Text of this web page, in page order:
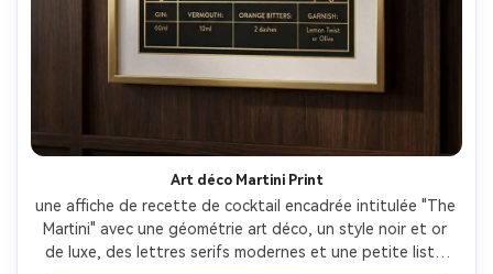
Art déco Martini Print
une affiche de recette de cocktail encadrée intitulée "The
Martini" avec une géométrie art déco, un style noir et or
de luxe, des lettres serifs modernes et une petite liste